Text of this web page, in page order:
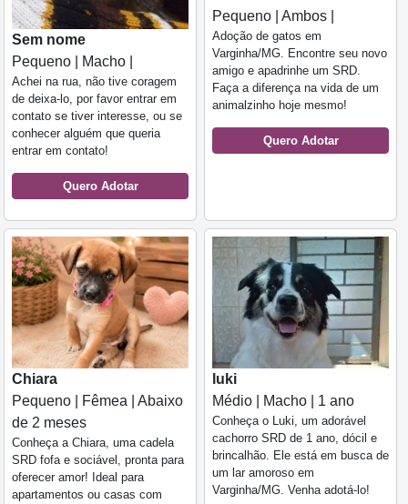
Sem nome
Pequeno | Macho |
Achei na rua, não tive coragem
de deixa-lo, por favor entrar em
contato se tiver interesse, ou se
conhecer alguém que queria
entrar em contato!
Quero Adotar
Pequeno | Ambos |
Adoção de gatos em
Varginha/MG. Encontre seu novo
amigo e apadrinhe um SRD.
Faça a diferença na vida de um
animalzinho hoje mesmo!
Quero Adotar
Chiara
Pequeno | Fêmea | Abaixo
de 2 meses
Conheça a Chiara, uma cadela
SRD fofa e sociável, pronta para
oferecer amor! Ideal para
apartamentos ou casas com
luki
Médio | Macho | 1 ano
Conheça o Luki, um adorável
cachorro SRD de 1 ano, dócil e
brincalhão. Ele está em busca de
um lar amoroso em
Varginha/MG. Venha adotá-lo!